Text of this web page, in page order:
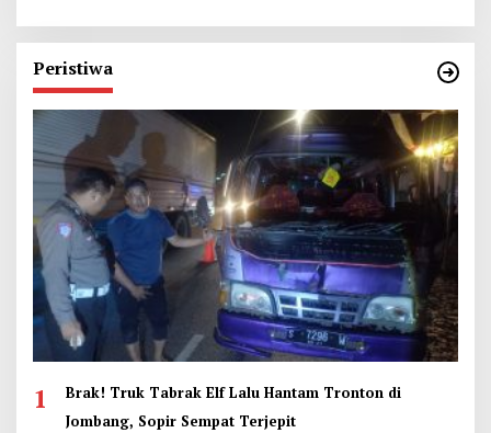
Peristiwa
1
Brak! Truk Tabrak Elf Lalu Hantam Tronton di
Jombang, Sopir Sempat Terjepit